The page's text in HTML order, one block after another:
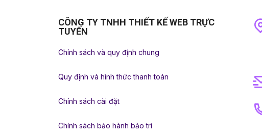
CÔNG TY TNHH THIẾT KẾ WEB TRỰC
TUYẾN
Chính sách và quy định chung
Quy định và hình thức thanh toán
Chính sách cài đặt
Chính sách bảo hành bảo trì